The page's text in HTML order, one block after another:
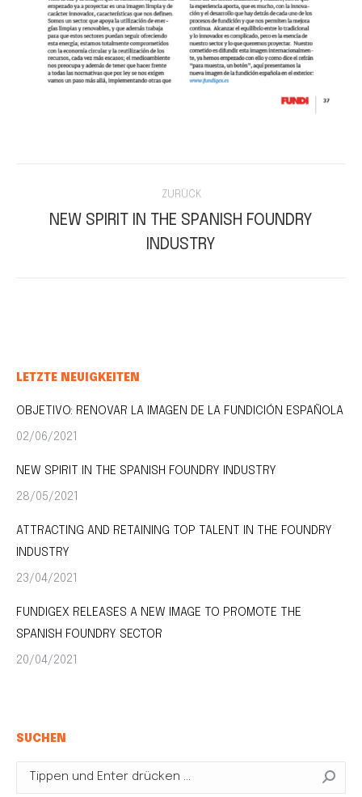
ZURÜCK
Beitrag:
NEW SPIRIT IN THE SPANISH FOUNDRY
INDUSTRY
LETZTE NEUIGKEITEN
OBJETIVO: RENOVAR LA IMAGEN DE LA FUNDICIÓN ESPAÑOLA
02/06/2021
NEW SPIRIT IN THE SPANISH FOUNDRY INDUSTRY
28/05/2021
ATTRACTING AND RETAINING TOP TALENT IN THE FOUNDRY
INDUSTRY
23/04/2021
FUNDIGEX RELEASES A NEW IMAGE TO PROMOTE THE
SPANISH FOUNDRY SECTOR
20/04/2021
SUCHEN
Search: